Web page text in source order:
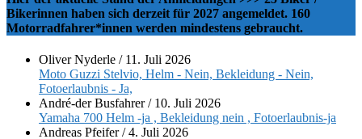
Bikerinnen haben sich derzeit für 2027 angemeldet. 160
Motorradfahrer*innen werden mindestens gebraucht.
Oliver Nyderle / 11. Juli 2026
Moto Guzzi Stelvio, Helm - Nein, Bekleidung - Nein,
Fotoerlaubnis - Ja,
André-der Busfahrer/ 10. Juli 2026
Yamaha 700 Helm -ja , Bekleidung nein , Fotoerlaubnis-ja
Andreas Pfeifer/4. Juli 2026